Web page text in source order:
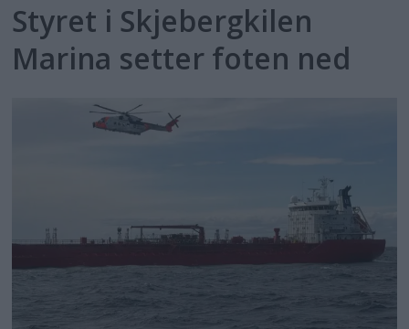
Styret i Skjebergkilen
Marina setter foten ned